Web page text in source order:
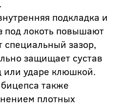
подкладка и
под локоть повышают
специальный зазор,
защищает сустав
или ударе клюшкой.
также
плотных